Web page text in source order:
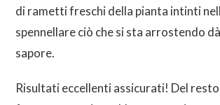
di rametti freschi della pianta intinti
spennellare ciò che si sta arrostendo
sapore.
Risultati eccellenti assicurati! Del